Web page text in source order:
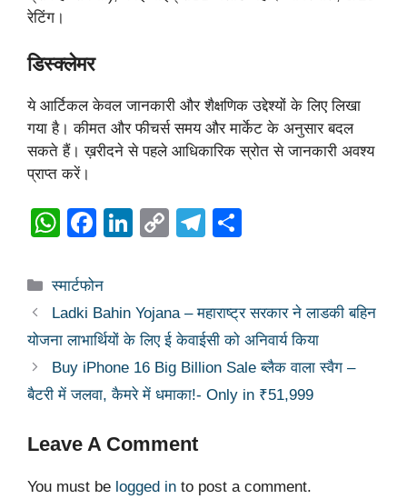
रेटिंग।
डिस्क्लेमर
ये आर्टिकल केवल जानकारी और शैक्षणिक उद्देश्यों के लिए लिखा
गया है। कीमत और फीचर्स समय और मार्केट के अनुसार बदल
सकते हैं। ख़रीदने से पहले आधिकारिक स्रोत से जानकारी अवश्य
प्राप्त करें।
W
at
s
A
p
p
F
c
e
b
o
o
Li
e
dI
n
C
y
Li
n
k
T
gr
a
m
e
Categories
स्मार्टफोन
Ladki Bahin Yojana – महाराष्ट्र सरकार ने लाडकी बहिन
योजना लाभार्थियों के लिए ई केवाईसी को अनिवार्य किया
Buy iPhone 16 Big Billion Sale ब्लैक वाला स्वैग –
बैटरी में जलवा, कैमरे में धमाका!- Only in ₹51,999
Leave A Comment
You must be logged in to post a comment.